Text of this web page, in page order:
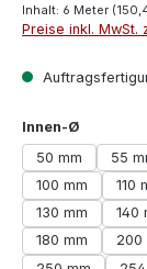
Inhalt: 6 Meter
Preise inkl. MwSt.
Innen-Ø
50 mm
55
100 mm
110
130 mm
140
180 mm
200